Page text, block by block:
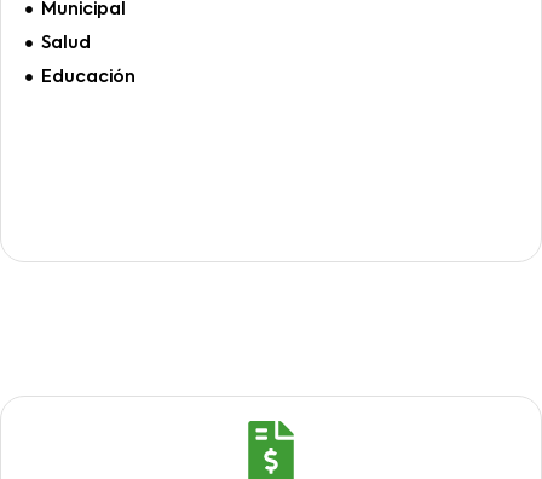
Municipal
Salud
Educación